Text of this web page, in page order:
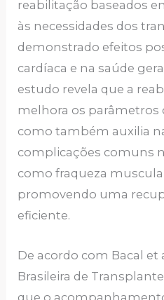
reabilitação baseados
às necessidades dos
demonstrado efeitos
cardíaca e na saúde
estudo revela que a
melhora os parâmetros
como também auxilia
complicações comuns
como fraqueza
promovendo uma
eficiente.
De acordo com Bacal et
Brasileira de
que o